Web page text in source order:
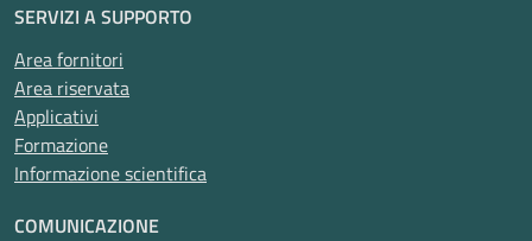
SERVIZI A SUPPORTO
Area fornitori
Area riservata
Applicativi
Formazione
Informazione scientifica
COMUNICAZIONE